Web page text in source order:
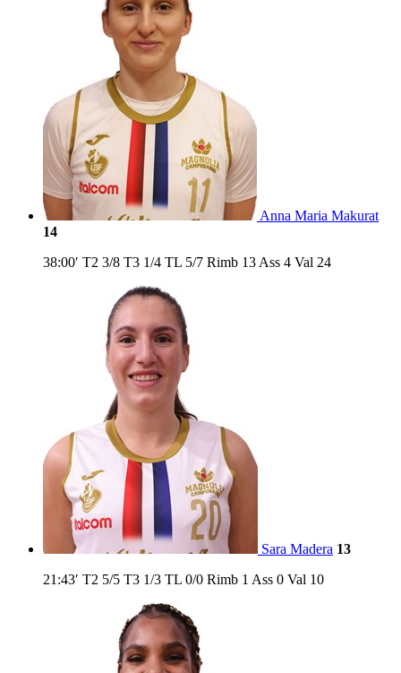
Anna Maria Makurat
14
38:00′ T2 3/8 T3 1/4 TL 5/7 Rimb 13 Ass 4 Val 24
Sara Madera 13
21:43′ T2 5/5 T3 1/3 TL 0/0 Rimb 1 Ass 0 Val 10